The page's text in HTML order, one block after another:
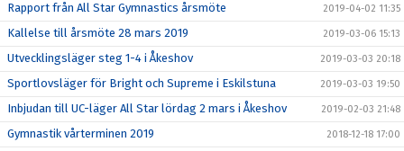
Rapport från All Star Gymnastics årsmöte 2019-04-02 11:35
Kallelse till årsmöte 28 mars 2019 2019-03-06 15:13
Utvecklingsläger steg 1-4 i Åkeshov 2019-03-03 20:18
Sportlovsläger för Bright och Supreme i Eskilstuna 2019-03-03 19:50
Inbjudan till UC-läger All Star lördag 2 mars i Åkeshov 2019-02-03 21:48
Gymnastik vårterminen 2019 2018-12-18 17:00